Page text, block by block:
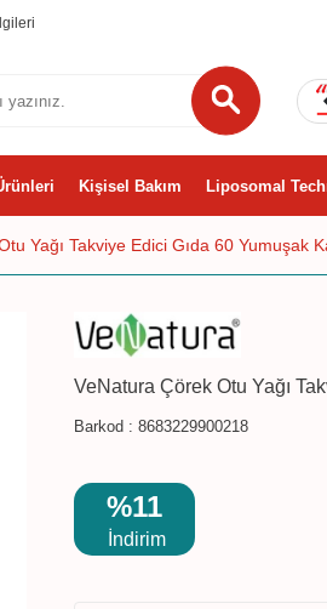
Kişisel Bakım Liposomal
Yağı Takviye Edici Gıda 60 Yumuşak
VeNatura Çörek Otu Yağı
Barkod : 8683229900218
%11
İndirim